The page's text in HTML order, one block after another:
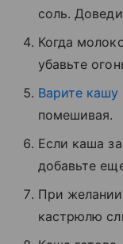
соль.
Когда
убавьте
Варите кашу
помешивая.
Если каша
добавьте
При
кастрюлю